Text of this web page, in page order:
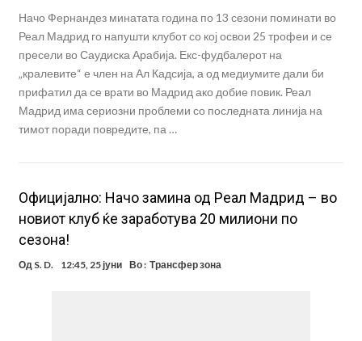
Начо Фернандез минатата година по 13 сезони поминати во
Реал Мадрид го напушти клубот со кој освои 25 трофеи и се
пресели во Саудиска Арабија. Екс-фудбалерот на
„кралевите“ е член на Ал Кадсија, а од медиумите дали би
прифатил да се врати во Мадрид ако добие повик. Реал
Мадрид има сериозни проблеми со последната линија на
тимот поради повредите, па …
Oфицијално: Начо замина од Реал Мадрид – во
новиот клуб ќе заработува 20 милиони по
сезона!
Од S. D. 12:45, 25 јуни Во : Трансфер зона